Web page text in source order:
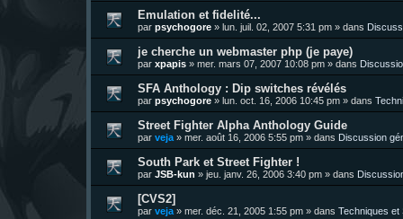
Emulation et fidelité...
par psychogore » lun. juil. 02, 2007 5:31 pm » dans
je cherche un webmaster php (je paye)
par xpapis » mer. mars 07, 2007 10:08 pm » dans
SFA Anthology : Dip switches révélés
par psychogore » lun. oct. 16, 2006 10:45 pm » dans
Street Fighter Alpha Anthology Guide
par veja » mer. août 16, 2006 5:55 pm » dans Discussion
South Park et Street Fighter !
par JSB-kun » jeu. janv. 26, 2006 3:40 pm » dans
[CVS2]
par veja » mer. déc. 21, 2005 1:55 pm » dans Techniques et